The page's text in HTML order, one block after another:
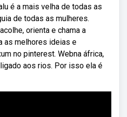
é a mais velha de todas as
de todas as mulheres.
orienta e chama a
as melhores ideias e
no pinterest. Webna áfrica,
aos rios. Por isso ela é